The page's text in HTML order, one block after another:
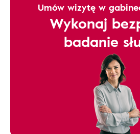
Umów wizytę w
Wykonaj
badanie